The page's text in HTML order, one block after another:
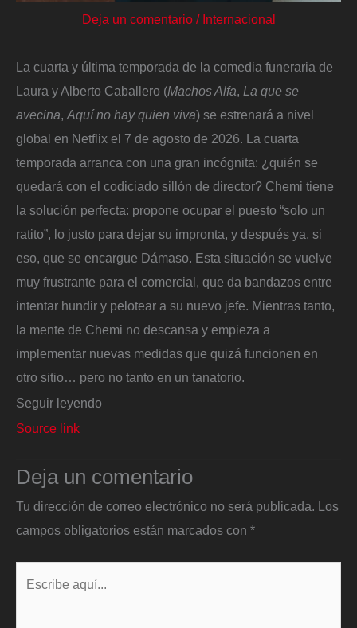
Deja un comentario / Internacional
La cuarta y última temporada de la comedia funeraria de
Laura y Alberto Caballero (Machos Alfa, La que se
avecina, Aquí no hay quien viva) se estrenará a nivel
global en Netflix el 7 de agosto de 2026. La cuarta
temporada arranca con una gran incógnita: ¿quién se
quedará con el codiciado sillón de director? Chemi tiene
la solución perfecta: propone ocupar el puesto “solo un
ratito”, lo justo para dejar su impronta, y después ya, si
eso, que se encargue Dámaso. Esta situación se vuelve
muy frustrante para el comercial, que da bandazos entre
intentar hundir y pelotear a su nuevo jefe. Mientras tanto,
la mente de Chemi no descansa y empieza a
implementar nuevas medidas que quizá funcionen en
otro sitio… pero no tanto en un tanatorio.
Seguir leyendo
Source link
Deja un comentario
Tu dirección de correo electrónico no será publicada. Los
campos obligatorios están marcados con *